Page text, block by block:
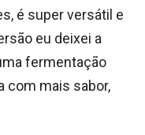
é super versátil e
eu deixei a
fermentação
com mais sabor,